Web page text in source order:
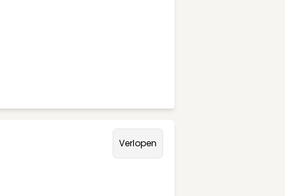
Verlopen